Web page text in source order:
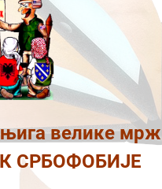
велике
СРБОФОБИЈЕ